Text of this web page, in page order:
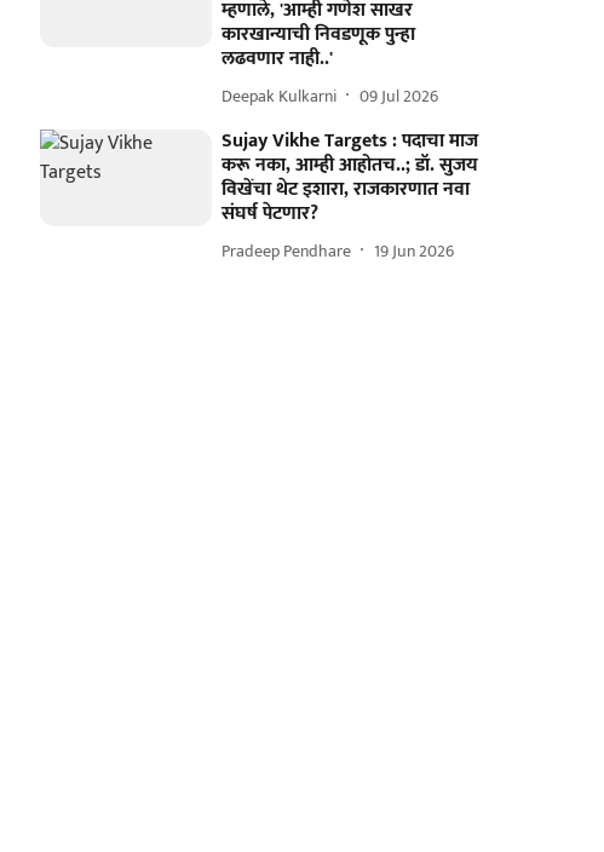
म्हणाले, 'आम्ही गणेश साखर
कारखान्याची निवडणूक पुन्हा
लढवणार नाही..'
Deepak Kulkarni 09 Jul 2026
Sujay Vikhe Targets : पदाचा माज
करू नका, आम्ही आहोतच..; डॉ. सुजय
विखेंचा थेट इशारा, राजकारणात नवा
संघर्ष पेटणार?
Pradeep Pendhare 19 Jun 2026